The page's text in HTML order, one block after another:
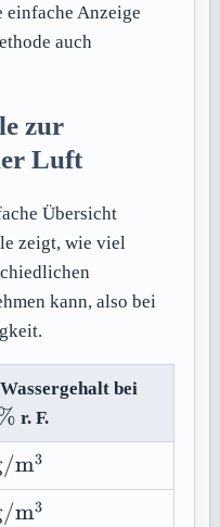
einfache Anzeige
auch
zur
Luft
Übersicht
zeigt, wie viel
kann, also bei
bei
r. F.
m^3}
m3
m^3}
m3